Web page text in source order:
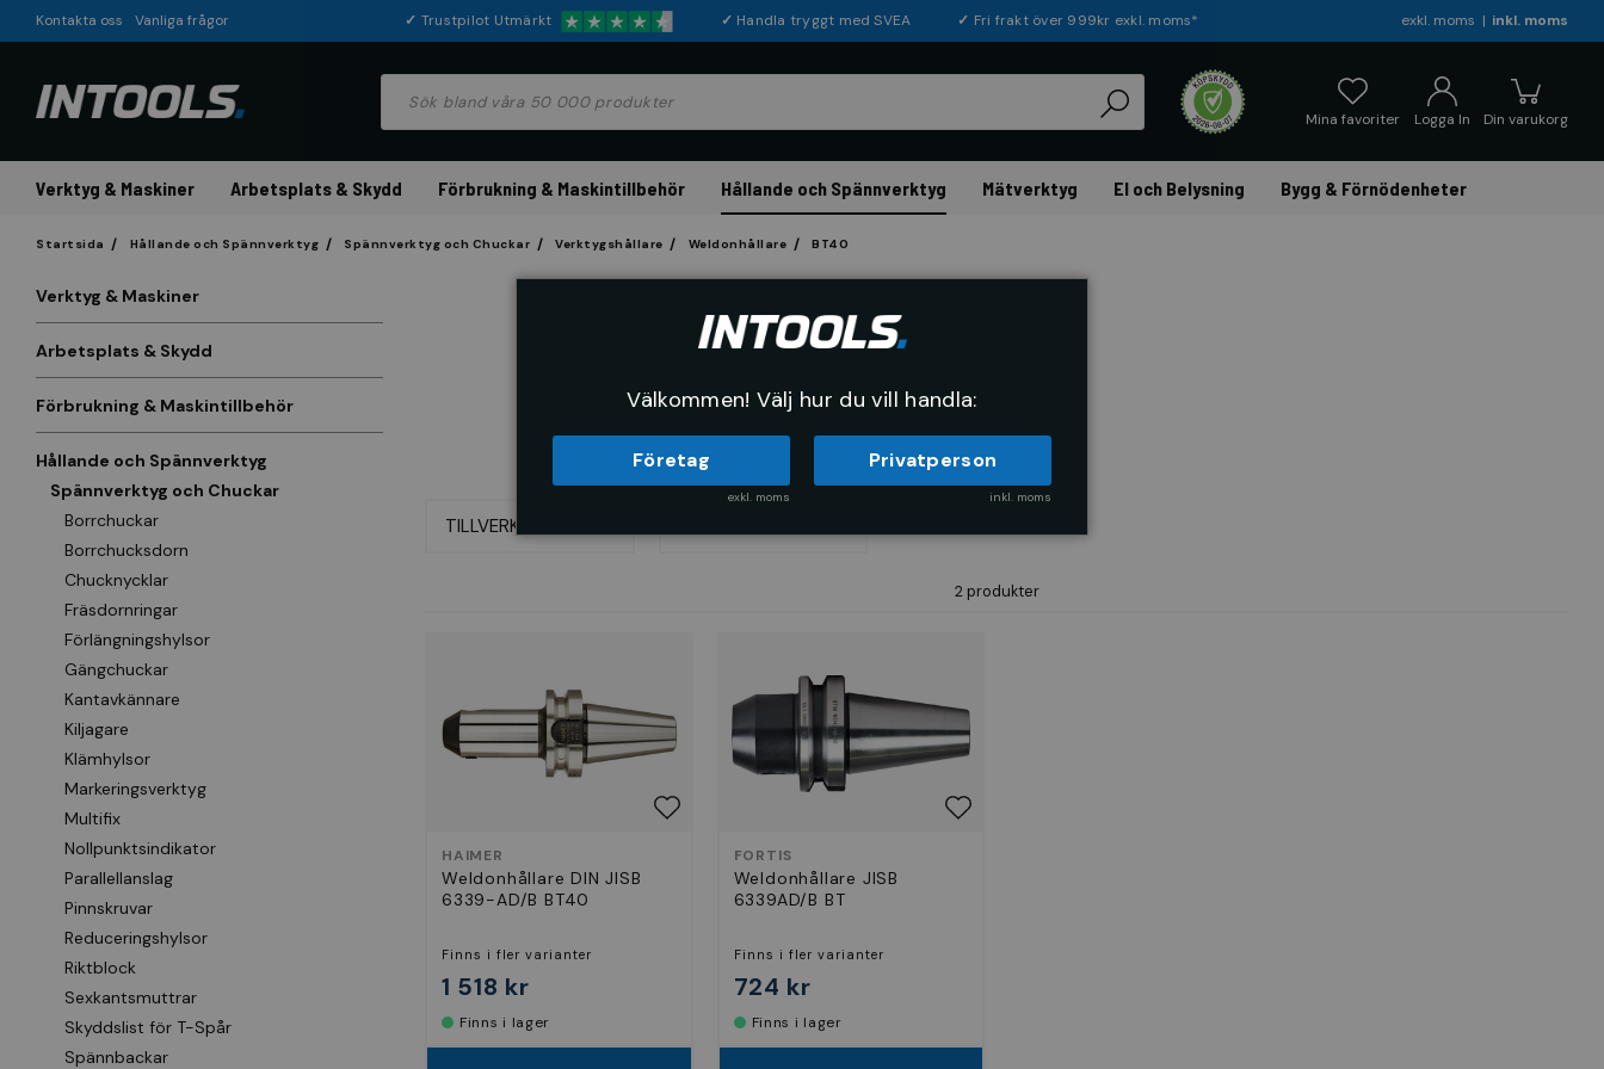
exkl. moms inkl. moms
Kontakta oss Vanliga frågor ✓ Trustpilot Utmärkt ✓ Handla tryggt med SVEA ✓ Fri frakt över 999kr exkl. moms*
Din varukorg
Logga In
Mina favoriter
Verktyg & Maskiner Arbetsplats & Skydd Förbrukning & Maskintillbehör Hållande och Spännverktyg Mätverktyg El och Belysning Bygg & Förnödenheter
Startsida Hållande och Spännverktyg Spännverktyg och Chuckar Verktygshållare Weldonhållare BT40
Verktyg & Maskiner
Arbetsplats & Skydd
Förbrukning & Maskintillbehör
Hållande och Spännverktyg
Spännverktyg och Chuckar
Borrchuckar
Borrchucksdorn
Chucknycklar
Fräsdornringar
Förlängningshylsor
Gängchuckar
Kantavkännare
Kiljagare
Klämhylsor
Markeringsverktyg
Multifix
Nollpunktsindikator
Parallellanslag
Pinnskruvar
Reduceringshylsor
Riktblock
Sexkantsmuttrar
Skyddslist för T-Spår
Spännbackar
TILLVERKARE
2 produkter
HAIMER
Weldonhållare DIN JISB
6339-AD/B BT40
Finns i fler varianter
1 518 kr
Finns i lager
FORTIS
Weldonhållare JISB
6339AD/B BT
Finns i fler varianter
724 kr
Finns i lager
Välkommen! Välj hur du vill handla:
Företag
exkl. moms
Privatperson
inkl. moms